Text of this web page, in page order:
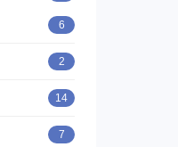
6
2
14
7